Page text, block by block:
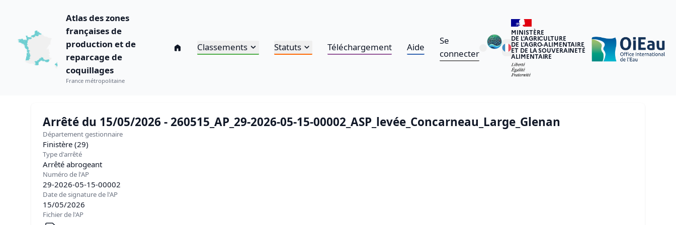
Atlas des zones
françaises de
production et de
reparcage de
coquillages
France métropolitaine
Classements Statuts Téléchargement Aide
Se
connecter
MINISTÈRE
DE L'AGRICULTURE
DE L'AGRO-ALIMENTAIRE
ET DE LA SOUVERAINETÉ
ALIMENTAIRE
Arrêté du 15/05/2026 - 260515_AP_29-2026-05-15-00002_ASP_levée_Concarneau_Large_Glenan
Département gestionnaire
Finistère (29)
Type d'arrêté
Arrêté abrogeant
Numéro de l'AP
29-2026-05-15-00002
Date de signature de l'AP
15/05/2026
Fichier de l'AP